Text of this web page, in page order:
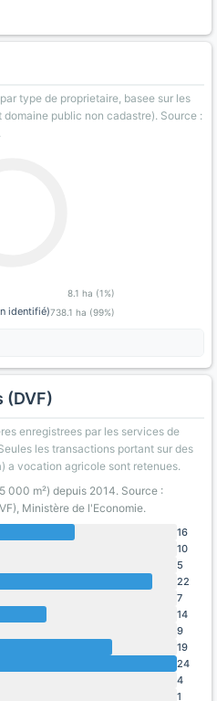
type de proprietaire, basee sur les
public non cadastre). Source :
8.1 ha (1%)
identifié)738.1 ha (99%)
(DVF)
enregistrees par les services de
les transactions portant sur des
a vocation agricole sont retenues.
000 m²) depuis 2014. Source :
Ministère de l'Economie.
16
10
5
22
7
14
9
19
24
4
1